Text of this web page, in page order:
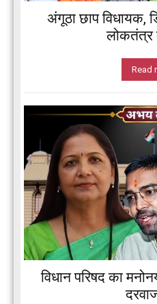
अंगूठा छाप विधायक,
लोकतंत्र
Read
विधान परिषद का